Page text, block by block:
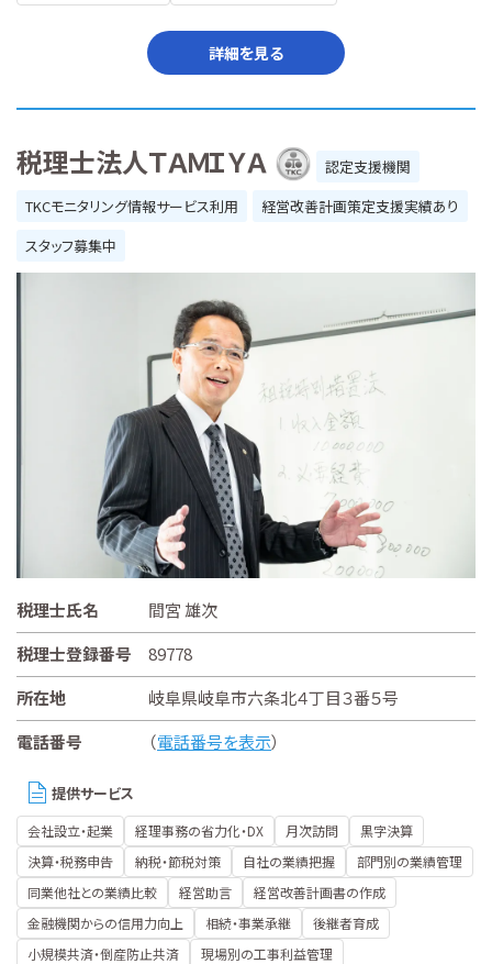
詳細を見る
税理士法人ＴＡＭＩＹＡ
認定支援機関
TKCモニタリング情報サービス利用
経営改善計画策定支援実績あり
スタッフ募集中
税理士氏名
間宮 雄次
税理士登録番号
89778
所在地
岐阜県岐阜市六条北４丁目３番５号
電話番号
（電話番号を表示）
提供サービス
会社設立・起業 経理事務の省力化・DX 月次訪問
黒字決算
決算・税務申告
納税・節税対策 自社の業績把握
部門別の業績管理
同業他社との業績比較
経営助言
経営改善計画書の作成
金融機関からの信用力向上
相続・事業承継
後継者育成
小規模共済・倒産防止共済
現場別の工事利益管理